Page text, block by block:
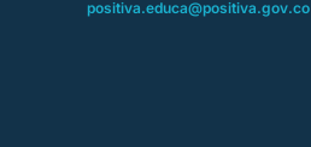
positiva.educa@positiva.gov.co